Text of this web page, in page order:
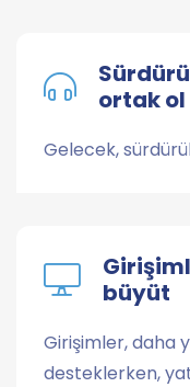
ortak ol
Gelecek,
büyüt
Girişimler, daha
desteklerken,